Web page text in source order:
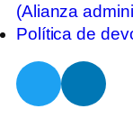
(Alianza
Política de